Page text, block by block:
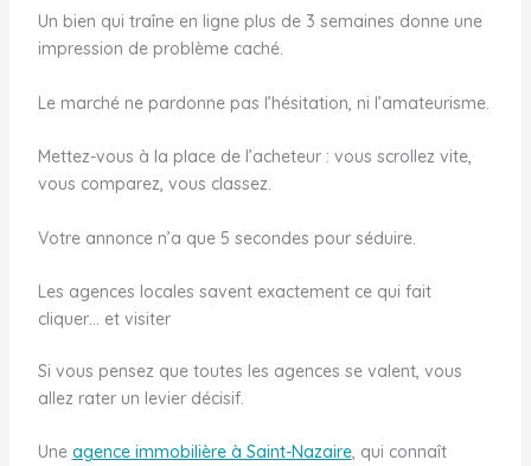
Un bien qui traîne en ligne plus de 3 semaines donne une
impression de problème caché.
Le marché ne pardonne pas l’hésitation, ni l’amateurisme.
Mettez-vous à la place de l’acheteur : vous scrollez vite,
vous comparez, vous classez.
Votre annonce n’a que 5 secondes pour séduire.
Les agences locales savent exactement ce qui fait
cliquer… et visiter
Si vous pensez que toutes les agences se valent, vous
allez rater un levier décisif.
Une agence immobilière à Saint-Nazaire, qui connaît